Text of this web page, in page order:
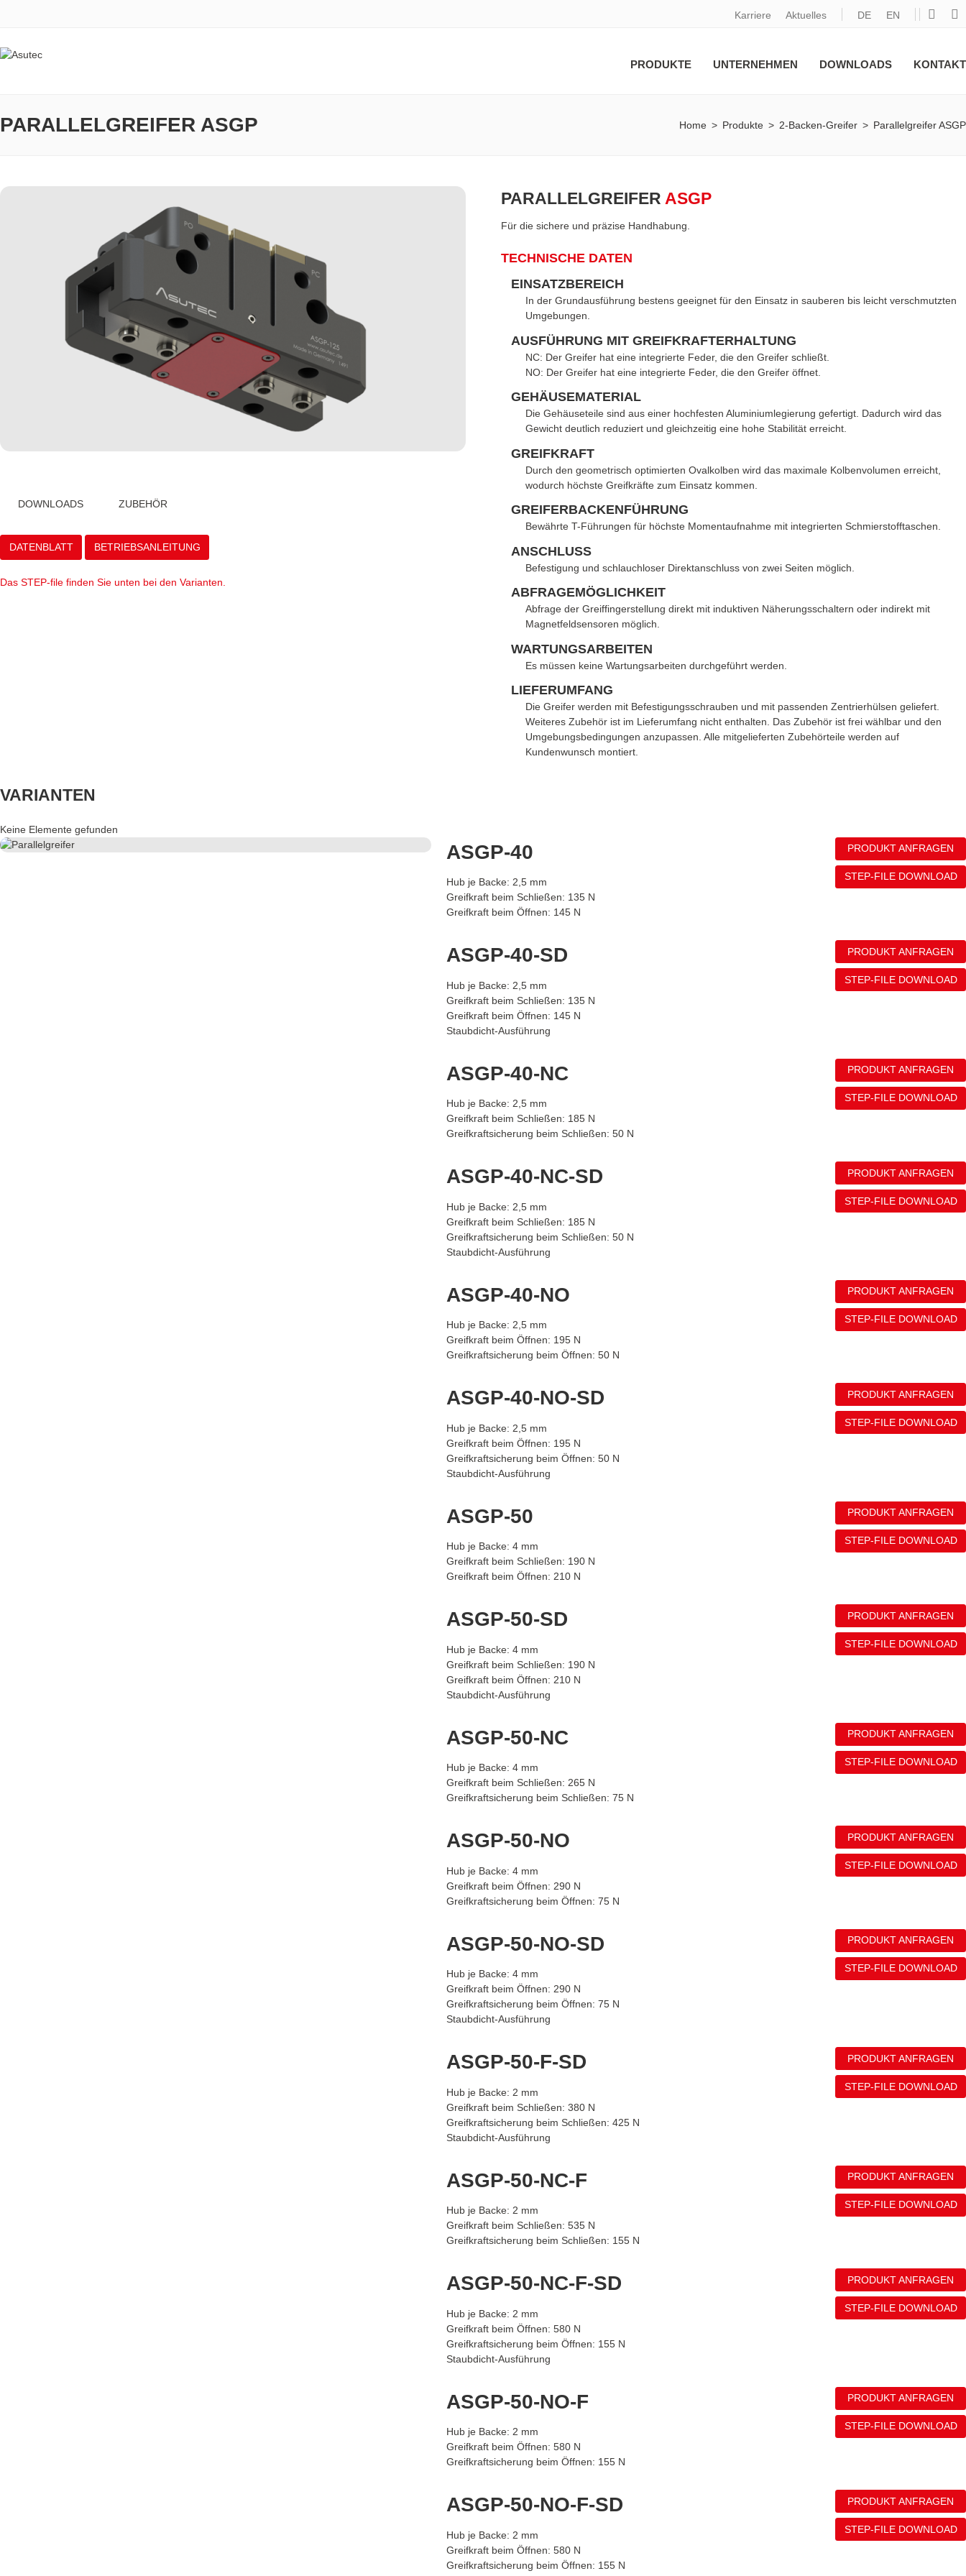
Karriere Aktuelles DE EN
PRODUKTE UNTERNEHMEN DOWNLOADS KONTAKT
PARALLELGREIFER ASGP Home > Produkte > 2-Backen-Greifer > Parallelgreifer ASGP
DOWNLOADS ZUBEHÖR
DATENBLATT BETRIEBSANLEITUNG
Das STEP-file finden Sie unten bei den Varianten.
PARALLELGREIFER ASGP
Für die sichere und präzise Handhabung.
TECHNISCHE DATEN
EINSATZBEREICH
In der Grundausführung bestens geeignet für den Einsatz in sauberen bis leicht verschmutzten
Umgebungen.
AUSFÜHRUNG MIT GREIFKRAFTERHALTUNG
NC: Der Greifer hat eine integrierte Feder, die den Greifer schließt.
NO: Der Greifer hat eine integrierte Feder, die den Greifer öffnet.
GEHÄUSEMATERIAL
Die Gehäuseteile sind aus einer hochfesten Aluminiumlegierung gefertigt. Dadurch wird das
Gewicht deutlich reduziert und gleichzeitig eine hohe Stabilität erreicht.
GREIFKRAFT
Durch den geometrisch optimierten Ovalkolben wird das maximale Kolbenvolumen erreicht,
wodurch höchste Greifkräfte zum Einsatz kommen.
GREIFERBACKENFÜHRUNG
Bewährte T-Führungen für höchste Momentaufnahme mit integrierten Schmierstoff­taschen.
ANSCHLUSS
Befestigung und schlauchloser Direktanschluss von zwei Seiten möglich.
ABFRAGEMÖGLICHKEIT
Abfrage der Greiffingerstellung direkt mit induktiven Näherungsschaltern oder indirekt mit
Magnetfeldsensoren möglich.
WARTUNGSARBEITEN
Es müssen keine Wartungsarbeiten durchgeführt werden.
LIEFERUMFANG
Die Greifer werden mit Befestigungsschrauben und mit passenden Zentrierhülsen geliefert.
Weiteres Zubehör ist im Lieferumfang nicht enthalten. Das Zubehör ist frei wählbar und den
Umgebungsbedingungen anzupassen. Alle mitgelieferten Zubehörteile werden auf
Kundenwunsch montiert.
VARIANTEN
Keine Elemente gefunden
ASGP-40
Hub je Backe: 2,5 mm
Greifkraft beim Schließen: 135 N
Greifkraft beim Öffnen: 145 N
PRODUKT ANFRAGEN
STEP-FILE DOWNLOAD
ASGP-40-SD
Hub je Backe: 2,5 mm
Greifkraft beim Schließen: 135 N
Greifkraft beim Öffnen: 145 N
Staubdicht-Ausführung
PRODUKT ANFRAGEN
STEP-FILE DOWNLOAD
ASGP-40-NC
Hub je Backe: 2,5 mm
Greifkraft beim Schließen: 185 N
Greifkraftsicherung beim Schließen: 50 N
PRODUKT ANFRAGEN
STEP-FILE DOWNLOAD
ASGP-40-NC-SD
Hub je Backe: 2,5 mm
Greifkraft beim Schließen: 185 N
Greifkraftsicherung beim Schließen: 50 N
Staubdicht-Ausführung
PRODUKT ANFRAGEN
STEP-FILE DOWNLOAD
ASGP-40-NO
Hub je Backe: 2,5 mm
Greifkraft beim Öffnen: 195 N
Greifkraftsicherung beim Öffnen: 50 N
PRODUKT ANFRAGEN
STEP-FILE DOWNLOAD
ASGP-40-NO-SD
Hub je Backe: 2,5 mm
Greifkraft beim Öffnen: 195 N
Greifkraftsicherung beim Öffnen: 50 N
Staubdicht-Ausführung
PRODUKT ANFRAGEN
STEP-FILE DOWNLOAD
ASGP-50
Hub je Backe: 4 mm
Greifkraft beim Schließen: 190 N
Greifkraft beim Öffnen: 210 N
PRODUKT ANFRAGEN
STEP-FILE DOWNLOAD
ASGP-50-SD
Hub je Backe: 4 mm
Greifkraft beim Schließen: 190 N
Greifkraft beim Öffnen: 210 N
Staubdicht-Ausführung
PRODUKT ANFRAGEN
STEP-FILE DOWNLOAD
ASGP-50-NC
Hub je Backe: 4 mm
Greifkraft beim Schließen: 265 N
Greifkraftsicherung beim Schließen: 75 N
PRODUKT ANFRAGEN
STEP-FILE DOWNLOAD
ASGP-50-NO
Hub je Backe: 4 mm
Greifkraft beim Öffnen: 290 N
Greifkraftsicherung beim Öffnen: 75 N
PRODUKT ANFRAGEN
STEP-FILE DOWNLOAD
ASGP-50-NO-SD
Hub je Backe: 4 mm
Greifkraft beim Öffnen: 290 N
Greifkraftsicherung beim Öffnen: 75 N
Staubdicht-Ausführung
PRODUKT ANFRAGEN
STEP-FILE DOWNLOAD
ASGP-50-F-SD
Hub je Backe: 2 mm
Greifkraft beim Schließen: 380 N
Greifkraftsicherung beim Schließen: 425 N
Staubdicht-Ausführung
PRODUKT ANFRAGEN
STEP-FILE DOWNLOAD
ASGP-50-NC-F
Hub je Backe: 2 mm
Greifkraft beim Schließen: 535 N
Greifkraftsicherung beim Schließen: 155 N
PRODUKT ANFRAGEN
STEP-FILE DOWNLOAD
ASGP-50-NC-F-SD
Hub je Backe: 2 mm
Greifkraft beim Öffnen: 580 N
Greifkraftsicherung beim Öffnen: 155 N
Staubdicht-Ausführung
PRODUKT ANFRAGEN
STEP-FILE DOWNLOAD
ASGP-50-NO-F
Hub je Backe: 2 mm
Greifkraft beim Öffnen: 580 N
Greifkraftsicherung beim Öffnen: 155 N
PRODUKT ANFRAGEN
STEP-FILE DOWNLOAD
ASGP-50-NO-F-SD
Hub je Backe: 2 mm
Greifkraft beim Öffnen: 580 N
Greifkraftsicherung beim Öffnen: 155 N
PRODUKT ANFRAGEN
STEP-FILE DOWNLOAD